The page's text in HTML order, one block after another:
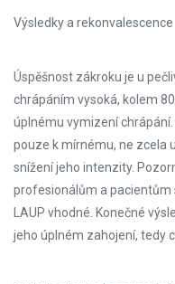
Výsledky a rekonvalescence
Úspěšnost zákroku je u
chrápáním vysoká, kolem
úplnému vymizení
pouze k mírnému, ne zcela
snížení jeho intenzity.
profesionálům a pacientům
LAUP vhodné. Konečné
jeho úplném zahojení, tedy